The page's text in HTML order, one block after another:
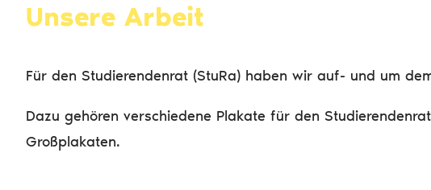
Unsere Arbeit
Für den Studierendenrat (StuRa) haben wir auf- und um
Dazu gehören verschiedene Plakate für den
Großplakaten.